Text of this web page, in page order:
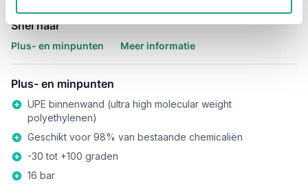
Snel naar
Plus- en minpunten Meer informatie
Plus- en minpunten
UPE binnenwand (ultra high molecular weight
polyethylenen)
Geschikt voor 98% van bestaande chemicaliën
-30 tot +100 graden
16 bar